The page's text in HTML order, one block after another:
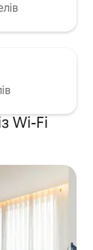
Wi-Fi